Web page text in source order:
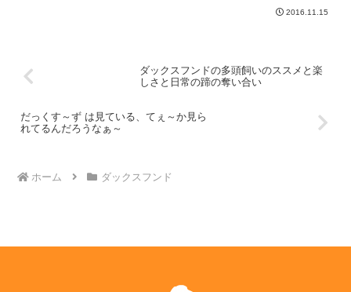
2016.11.15
ダックスフンドの多頭飼いのススメと楽
しさと日常の蹄の奪い合い
だっくす～ず は見ている、てぇ～か見ら
れてるんだろうなぁ～
ホーム ダックスフンド